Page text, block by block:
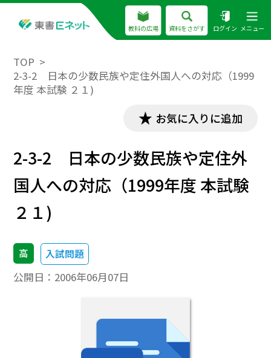
教科の広場 資料をさがす ログイン メニュー
TOP
2-3-2 日本の少数民族や定住外国人への対応（1999
年度 本試験 ２１)
お気に入りに追加
2-3-2 日本の少数民族や定住外
国人への対応（1999年度 本試験
２１)
高 入試問題
公開日： 2006年06月07日